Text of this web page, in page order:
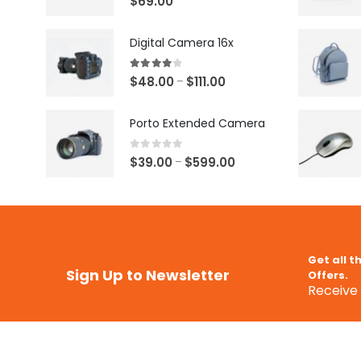
Digital Camera 16x
4.00 out of 5
$48.00 – $111.00
Porto Extended Camera
0 out of 5
$39.00 – $599.00
Sign Up to Newsletter
Get all
Offers.